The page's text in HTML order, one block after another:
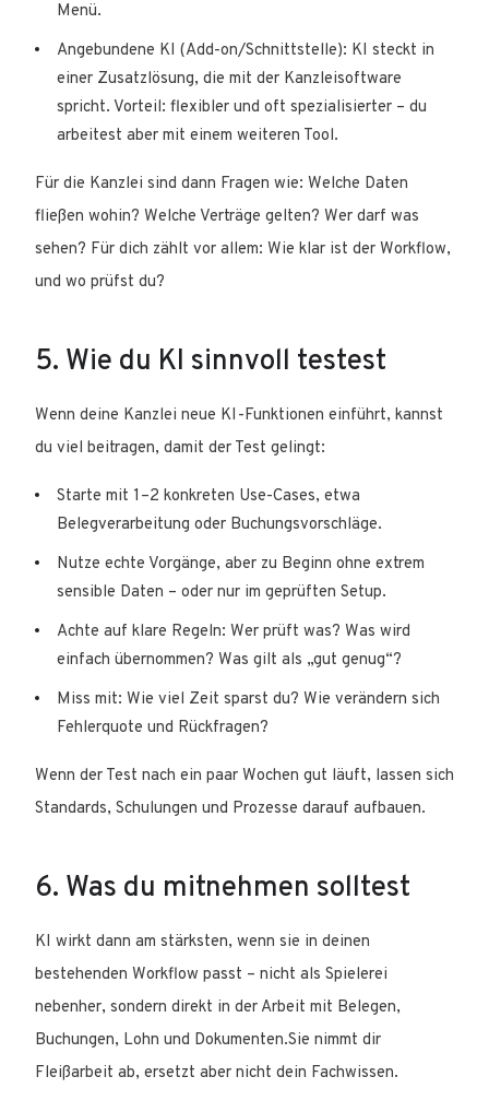
Menü.
Angebundene KI (Add-on/Schnittstelle): KI steckt in
einer Zusatzlösung, die mit der Kanzleisoftware
spricht. Vorteil: flexibler und oft spezialisierter – du
arbeitest aber mit einem weiteren Tool.
Für die Kanzlei sind dann Fragen wie: Welche Daten
fließen wohin? Welche Verträge gelten? Wer darf was
sehen? Für dich zählt vor allem: Wie klar ist der Workflow,
und wo prüfst du?
5. Wie du KI sinnvoll testest
Wenn deine Kanzlei neue KI-Funktionen einführt, kannst
du viel beitragen, damit der Test gelingt:
Starte mit 1–2 konkreten Use-Cases, etwa
Belegverarbeitung oder Buchungsvorschläge.
Nutze echte Vorgänge, aber zu Beginn ohne extrem
sensible Daten – oder nur im geprüften Setup.
Achte auf klare Regeln: Wer prüft was? Was wird
einfach übernommen? Was gilt als „gut genug“?
Miss mit: Wie viel Zeit sparst du? Wie verändern sich
Fehlerquote und Rückfragen?
Wenn der Test nach ein paar Wochen gut läuft, lassen sich
Standards, Schulungen und Prozesse darauf aufbauen.
6. Was du mitnehmen solltest
KI wirkt dann am stärksten, wenn sie in deinen
bestehenden Workflow passt – nicht als Spielerei
nebenher, sondern direkt in der Arbeit mit Belegen,
Buchungen, Lohn und Dokumenten.Sie nimmt dir
Fleißarbeit ab, ersetzt aber nicht dein Fachwissen.